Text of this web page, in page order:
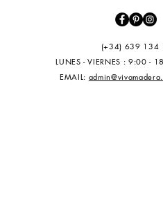
(+34) 639 134
LUNES - VIERNES : 9:00 -
EMAIL: